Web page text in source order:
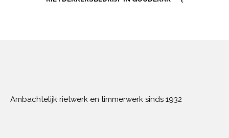
Ambachtelijk rietwerk en timmerwerk sinds 1932